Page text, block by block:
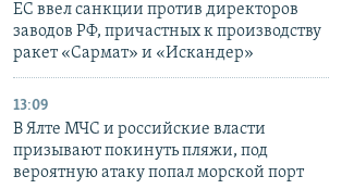
ЕС ввел санкции против директоров
заводов РФ, причастных к производству
ракет «Сармат» и «Искандер»
13:09
В Ялте МЧС и российские власти
призывают покинуть пляжи, под
вероятную атаку попал морской порт